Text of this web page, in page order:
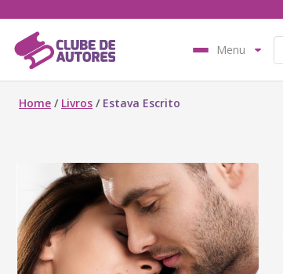
Menu
Home / Livros / Estava Escrito